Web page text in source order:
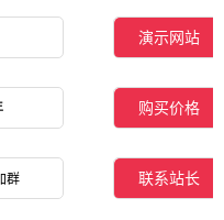
演示网站
购买价格
群 联系站长